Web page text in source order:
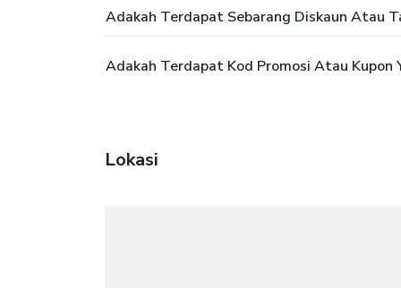
Adakah Terdapat Sebarang Diskaun Atau
Adakah Terdapat Kod Promosi Atau Kupon
Lokasi